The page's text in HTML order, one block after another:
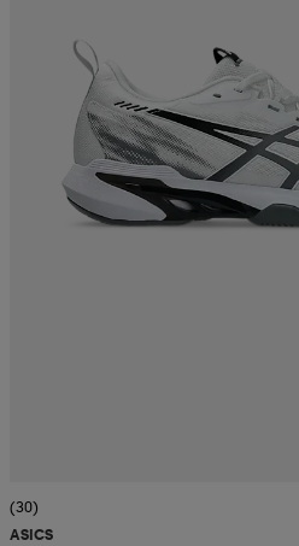
(30)
ASICS